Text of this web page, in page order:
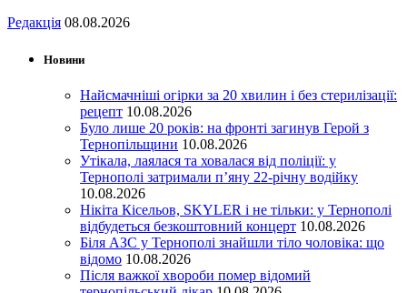
Редакція 08.08.2026
Новини
Найсмачніші огірки за 20 хвилин і без стерилізації:
рецепт 10.08.2026
Було лише 20 років: на фронті загинув Герой з
Тернопільщини 10.08.2026
Утікала, лаялася та ховалася від поліції: у
Тернополі затримали п’яну 22-річну водійку
10.08.2026
Нікіта Кісельов, SKYLER і не тільки: у Тернополі
відбудеться безкоштовний концерт 10.08.2026
Біля АЗС у Тернополі знайшли тіло чоловіка: що
відомо 10.08.2026
Після важкої хвороби помер відомий